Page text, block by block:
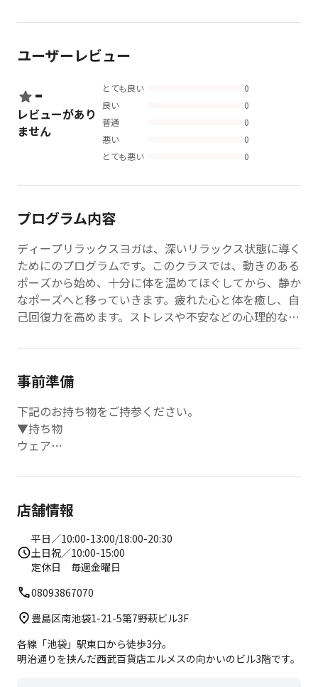
ユーザーレビュー
-
レビューがあり
ません
とても良い
0
良い
0
普通
0
悪い
0
とても悪い
0
プログラム内容
ディープリラックスヨガは、深いリラックス状態に導く
ためにのプログラムです。このクラスでは、動きのある
ポーズから始め、十分に体を温めてほぐしてから、静か
なポーズへと移っていきます。疲れた心と体を癒し、自
己回復力を高めます。ストレスや不安などの心理的な緊
きます。
事前準備
下記のお持ち物をご持参ください。
▼持ち物
ウェア
下着
す。
▼レンタルウェアもご用意しております
上220円
店舗情報
平日／10:00-13:00/18:00-20:30
土日祝／10:00-15:00
定休日 毎週金曜日
08093867070
豊島区南池袋1-21-5第7野萩ビル3F
各線「池袋」駅東口から徒歩3分。
明治通りを挟んだ西武百貨店エルメスの向かいのビル3階です。